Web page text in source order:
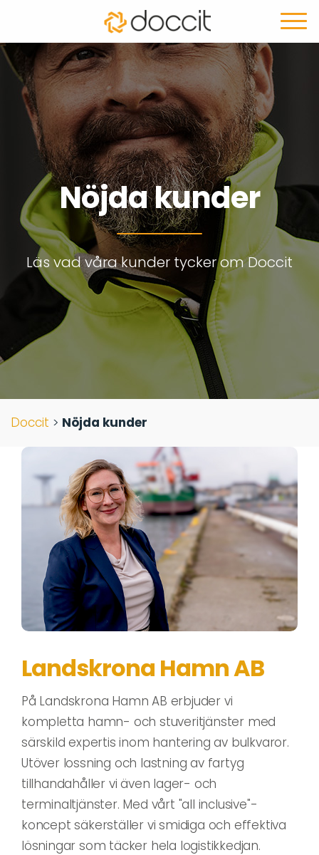
Nöjda kunder
Läs vad våra kunder tycker om Doccit
Doccit > Nöjda kunder
Landskrona Hamn AB
På Landskrona Hamn AB erbjuder vi
kompletta hamn- och stuveritjänster med
särskild expertis inom hantering av bulkvaror.
Utöver lossning och lastning av fartyg
tillhandahåller vi även lager- och
terminaltjänster. Med vårt "all inclusive"-
koncept säkerställer vi smidiga och effektiva
lösningar som täcker hela logistikkedjan.